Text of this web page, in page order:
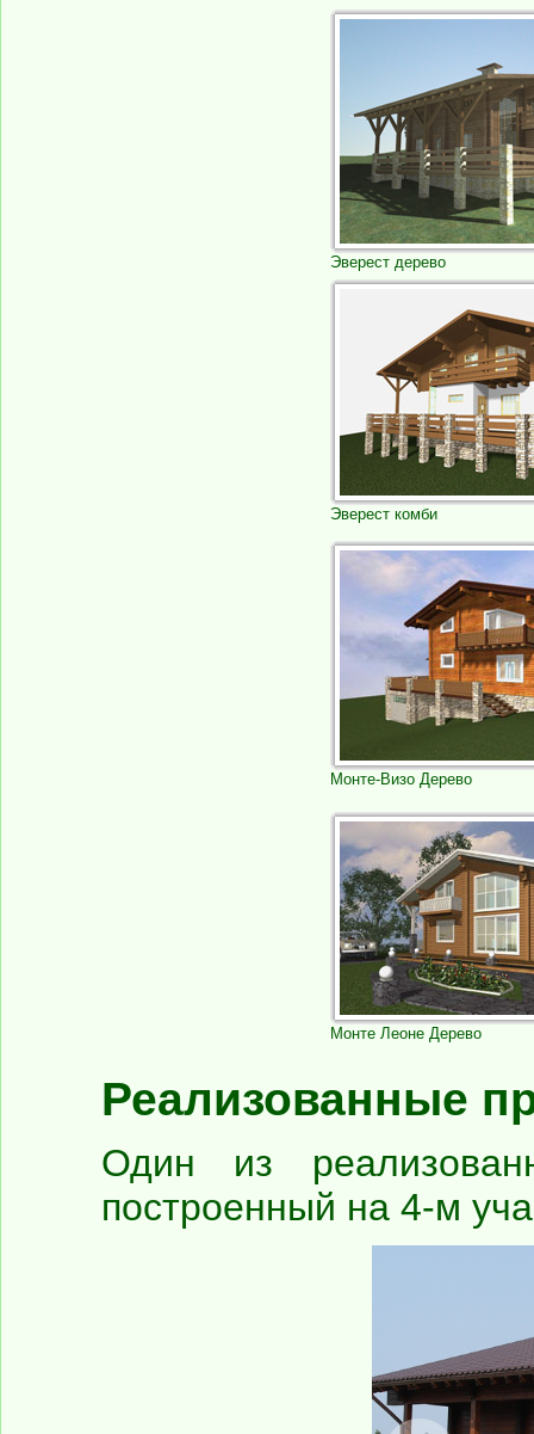
Эверест дерево
Эверест комби
Монте-Визо Дерево
Монте Леоне Дерево
Реализованные
Один из
построенный на 4-м